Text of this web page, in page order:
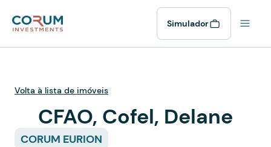
Simulador
Volta à lista de imóveis
CFAO, Cofel, Delane
CORUM EURION